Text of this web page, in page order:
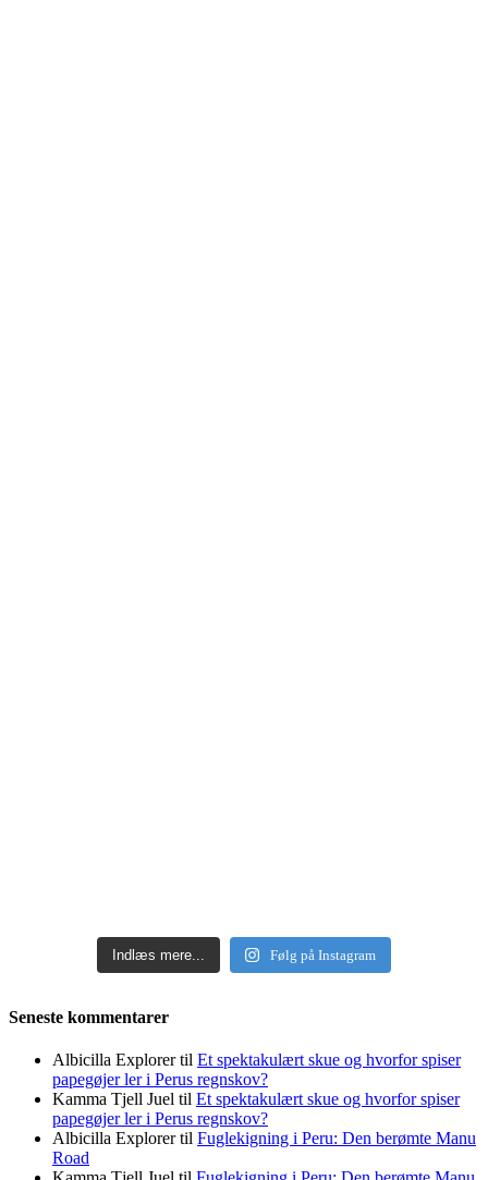
Indlæs mere... Følg på Instagram
Seneste kommentarer
Albicilla Explorertil Et spektakulært skue og hvorfor spiser
papegøjer ler i Perus regnskov?
Kamma Tjell Juel til Et spektakulært skue og hvorfor spiser
papegøjer ler i Perus regnskov?
Albicilla Explorertil Fuglekigning i Peru: Den berømte Manu
Road